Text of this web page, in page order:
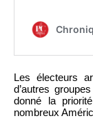
Les électeurs
d’autres
donné la
nombreux